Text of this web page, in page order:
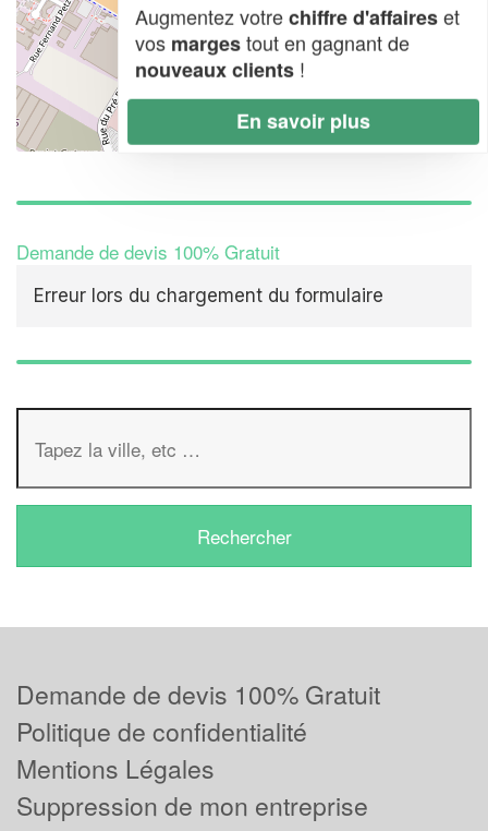
Leaflet| Map data ©OpenStreetMap contributors,CC-BY-SA
Demande de devis 100% Gratuit
Erreur lors du chargement du formulaire
Augmentez votrechiffre d'affaireset
vos margestout en gagnant de
nouveaux clients !
En savoir plus
Demande de devis 100% Gratuit
Politique de confidentialité
Mentions Légales
Suppression de mon entreprise